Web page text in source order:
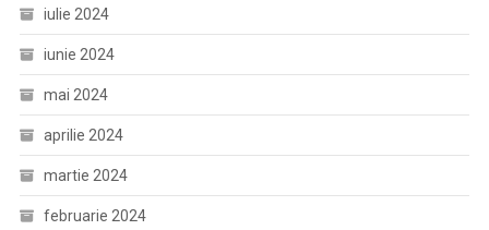
iulie 2024
iunie 2024
mai 2024
aprilie 2024
martie 2024
februarie 2024